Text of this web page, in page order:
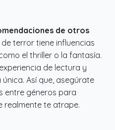
de otros
de terror tiene influencias
el thriller o la fantasía.
de lectura y
Así que, asegúrate
entre géneros para
realmente te atrape.